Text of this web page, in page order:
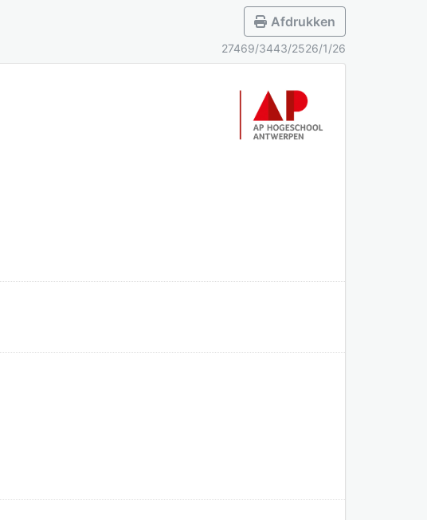
Afdrukken
27469/3443/2526/1/26